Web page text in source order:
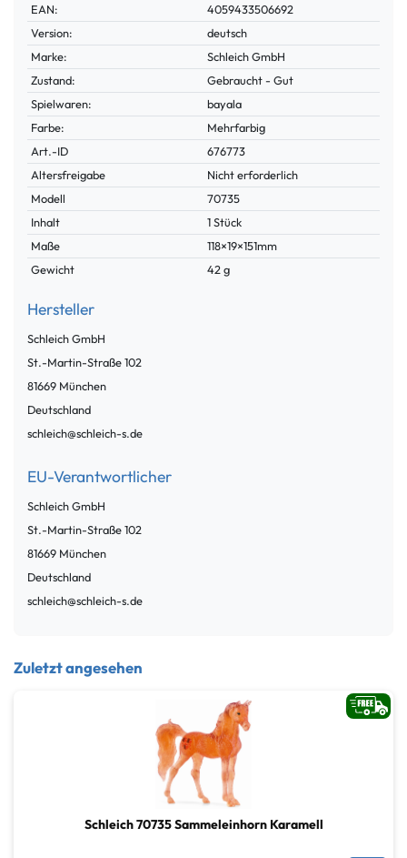
Technisches
Merkmal
Wert
EAN:
4059433506692
Version:
deutsch
Marke:
Schleich GmbH
Zustand:
Gebraucht - Gut
Spielwaren:
bayala
Farbe:
Mehrfarbig
Technisches
Merkmal
Wert
Art.-ID
676773
Altersfreigabe
Nicht erforderlich
Modell
70735
Inhalt
1 Stück
Maße
118×19×151mm
Gewicht
42 g
Hersteller
Schleich GmbH
St.-Martin-Straße102
81669 München
Deutschland
schleich@schleich-s.de
EU-Verantwortlicher
Schleich GmbH
St.-Martin-Straße102
81669 München
Deutschland
schleich@schleich-s.de
Zuletzt angesehen
Schleich 70735 Sammeleinhorn Karamell